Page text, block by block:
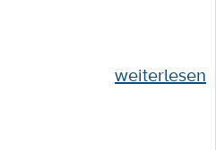
weiterlesen